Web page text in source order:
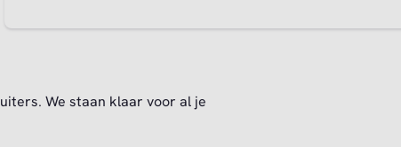
We staan klaar voor al je